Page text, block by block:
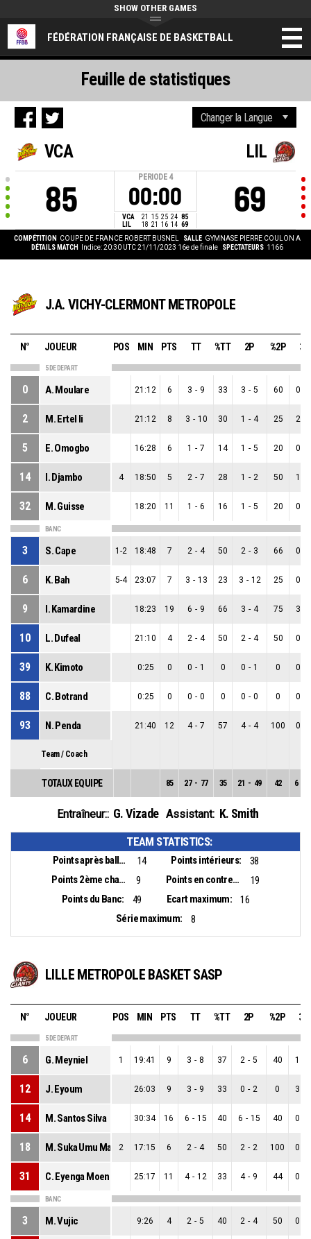
FÉDÉRATION FRANÇAISE DE BASKETBALL
SHOW OTHER GAMES
VCA
85
PERIODE 4
00:00
VCA 21 15 25 24 85
LIL
18 21 16 14 69
LIL
69
COMPÉTITION COUPE DE FRANCE ROBERT BUSNEL SALLE GYMNASE PIERRE COULON A
DÉTAILS MATCH
Indice: 20:30 UTC 21/11/2023 16e de finale SPECTATEURS 1166
Feuille de statistiques
J.A. VICHY-CLERMONT METROPOLE
N° JOUEUR POS MIN PTS TT %TT 2P %2P 3P
5 DE DEPART
0 A. Moulare 21:12 6 3 - 9 33 3 - 5 60 0
2 M. Ertel Ii 21:12 8 3 - 10 30 1 - 4 25 2
5 E. Omogbo 16:28 6 1 - 7 14 1 - 5 20 0
14 I. Djambo 4 18:50 5 2 - 7 28 1 - 2 50 1
32 M. Guisse 18:20 11 1 - 6 16 1 - 5 20 0
BANC
3 S. Cape 1-2 18:48 7 2 - 4 50 2 - 3 66 0
6 K. Bah 5-4 23:07 7 3 - 13 23 3 - 12 25 0
9 I. Kamardine 18:23 19 6 - 9 66 3 - 4 75 3
10 L. Dufeal 21:10 4 2 - 4 50 2 - 4 50 0
39 K. Kimoto 0:25 0 0 - 1 0 0 - 1 0 0
88 C. Botrand 0:25 0 0 - 0 0 0 - 0 0 0
93 N. Penda 21:40 12 4 - 7 57 4 - 4 100 0
Team / Coach
TOTAUX EQUIPE 85 27 - 77 35 21 - 49 42 6
Entraîneur:: G. Vizade Assistant: K. Smith
TEAM STATISTICS:
Points après balles perdues: 14 Points intérieurs:
38
Points 2ème chance:
9 Points en contre-attaque:
19
Points du Banc:
49 Ecart maximum:
16
Série maximum:
8
LILLE METROPOLE BASKET SASP
N° JOUEUR POS MIN PTS TT %TT 2P %2P 3P
5 DE DEPART
6 G. Meyniel 1 19:41 9 3 - 8 37 2 - 5 40 1
12 J. Eyoum 26:03 9 3 - 9 33 0 - 2 0 3
14 M. Santos Silva 30:34 16 6 - 15 40 6 - 15 40 0
18 M. Suka Umu Martin
2 17:15 6 2 - 4 50 2 - 2 100 0
31 C. Eyenga Moenge 25:17 11 4 - 12 33 4 - 9 44 0
BANC
3 M. Vujic 9:26 4 2 - 5 40 2 - 4 50 0